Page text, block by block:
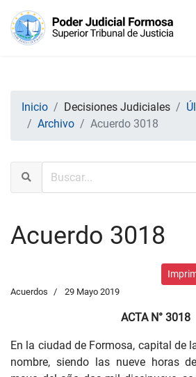
Inicio Decisiones Judiciales
Archivo
Acuerdo 3018
Acuerdo 3018
Acuerdos 29 Mayo 2019
ACTA N° 3018
En la ciudad de Formosa, capital de
nombre, siendo las nueve horas